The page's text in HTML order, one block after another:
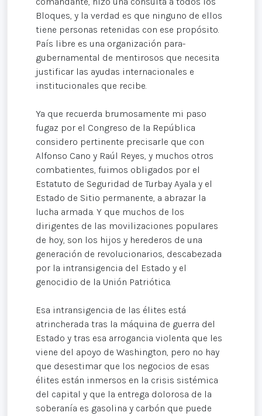
Bloques, y la verdad es que ninguno de ellos
tiene personas retenidas con ese propósito.
País libre es una organización para-
gubernamental de mentirosos que necesita
justificar las ayudas internacionales e
institucionales que recibe.
Ya que recuerda brumosamente mi paso
fugaz por el Congreso de la República
considero pertinente precisarle que con
Alfonso Cano y Raúl Reyes, y muchos otros
combatientes, fuimos obligados por el
Estatuto de Seguridad de Turbay Ayala y el
Estado de Sitio permanente, a abrazar la
lucha armada. Y que muchos de los
dirigentes de las movilizaciones populares
de hoy, son los hijos y herederos de una
generación de revolucionarios, descabezada
por la intransigencia del Estado y el
genocidio de la Unión Patriótica.
Esa intransigencia de las élites está
atrincherada tras la máquina de guerra del
Estado y tras esa arrogancia violenta que les
viene del apoyo de Washington, pero no hay
que desestimar que los negocios de esas
élites están inmersos en la crisis sistémica
del capital y que la entrega dolorosa de la
soberanía es gasolina y carbón que puede